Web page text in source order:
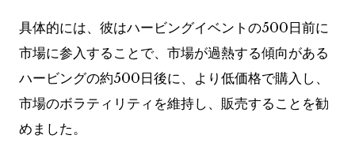
具体的には、彼はハービングイベントの500日前に
市場に参入することで、市場が過熱する傾向がある
ハービングの約500日後に、より低価格で購入し、
市場のボラティリティを維持し、販売することを勧
めました。